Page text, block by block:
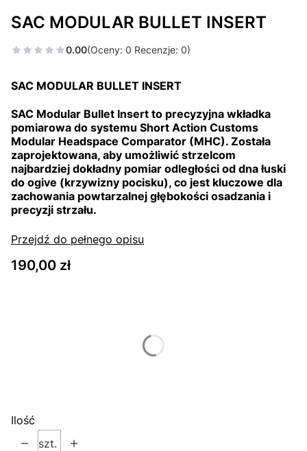
SAC MODULAR BULLET INSERT
0.00(Oceny: 0 Recenzje: 0)
SAC MODULAR BULLET INSERT
SAC Modular Bullet Insert to precyzyjna wkładka
pomiarowa do systemu Short Action Customs
Modular Headspace Comparator (MHC). Została
zaprojektowana, aby umożliwić strzelcom
najbardziej dokładny pomiar odległości od dna łuski
do ogive (krzywizny pocisku), co jest kluczowe dla
zachowania powtarzalnej głębokości osadzania i
precyzji strzału.
Przejdź do pełnego opisu
Cena
190,00 zł
Ilość
szt.